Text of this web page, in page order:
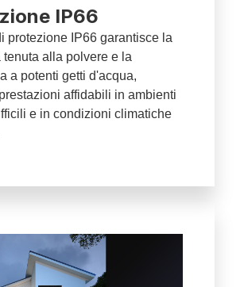
IP66
protezione IP66 garantisce la
tenuta alla polvere e la
a potenti getti d'acqua,
affidabili in ambienti
e in condizioni climatiche